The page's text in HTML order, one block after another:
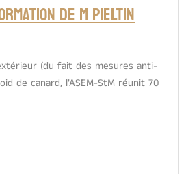
de M Pieltin
(du fait des mesures anti-
de canard, l’ASEM-StM réunit 70